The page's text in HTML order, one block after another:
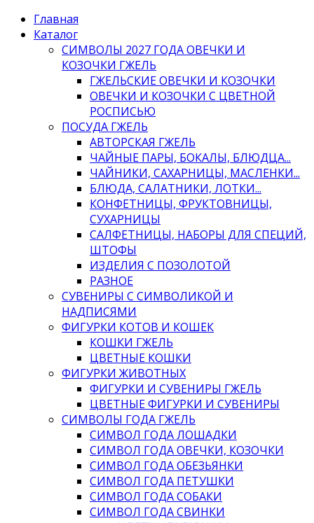
Главная
Каталог
СИМВОЛЫ 2027 ГОДА ОВЕЧКИ И
КОЗОЧКИ ГЖЕЛЬ
ГЖЕЛЬСКИЕ ОВЕЧКИ И КОЗОЧКИ
ОВЕЧКИ И КОЗОЧКИ С ЦВЕТНОЙ
РОСПИСЬЮ
ПОСУДА ГЖЕЛЬ
АВТОРСКАЯ ГЖЕЛЬ
ЧАЙНЫЕ ПАРЫ, БОКАЛЫ, БЛЮДЦА...
ЧАЙНИКИ, САХАРНИЦЫ, МАСЛЕНКИ...
БЛЮДА, САЛАТНИКИ, ЛОТКИ...
КОНФЕТНИЦЫ, ФРУКТОВНИЦЫ,
СУХАРНИЦЫ
САЛФЕТНИЦЫ, НАБОРЫ ДЛЯ СПЕЦИЙ,
ШТОФЫ
ИЗДЕЛИЯ С ПОЗОЛОТОЙ
РАЗНОЕ
СУВЕНИРЫ С СИМВОЛИКОЙ И
НАДПИСЯМИ
ФИГУРКИ КОТОВ И КОШЕК
КОШКИ ГЖЕЛЬ
ЦВЕТНЫЕ КОШКИ
ФИГУРКИ ЖИВОТНЫХ
ФИГУРКИ И СУВЕНИРЫ ГЖЕЛЬ
ЦВЕТНЫЕ ФИГУРКИ И СУВЕНИРЫ
СИМВОЛЫ ГОДА ГЖЕЛЬ
СИМВОЛ ГОДА ЛОШАДКИ
СИМВОЛ ГОДА ОВЕЧКИ, КОЗОЧКИ
СИМВОЛ ГОДА ОБЕЗЬЯНКИ
СИМВОЛ ГОДА ПЕТУШКИ
СИМВОЛ ГОДА СОБАКИ
СИМВОЛ ГОДА СВИНКИ